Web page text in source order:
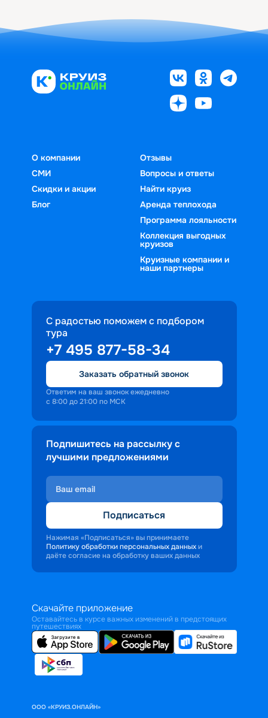
О компании
СМИ
Скидки и акции
Блог
Отзывы
Вопросы и ответы
Найти круиз
Аренда теплохода
Программа лояльности
Коллекция выгодных
круизов
Круизные компании и
наши партнеры
С радостью поможем с подбором
тура
+7 495 877-58-34
Заказать обратный звонок
Ответим на ваш звонок ежедневно
с 8:00 до 21:00 по МСК
Подпишитесь на рассылку с
лучшими предложениями
Подписаться
Нажимая «Подписаться» вы принимаете
Политику обработки персональных данных и
даёте согласие на обработку ваших данных
Скачайте приложение
Оставайтесь в курсе важных изменений в предстоящих
путешествиях
ООО «КРУИЗ.ОНЛАЙН»